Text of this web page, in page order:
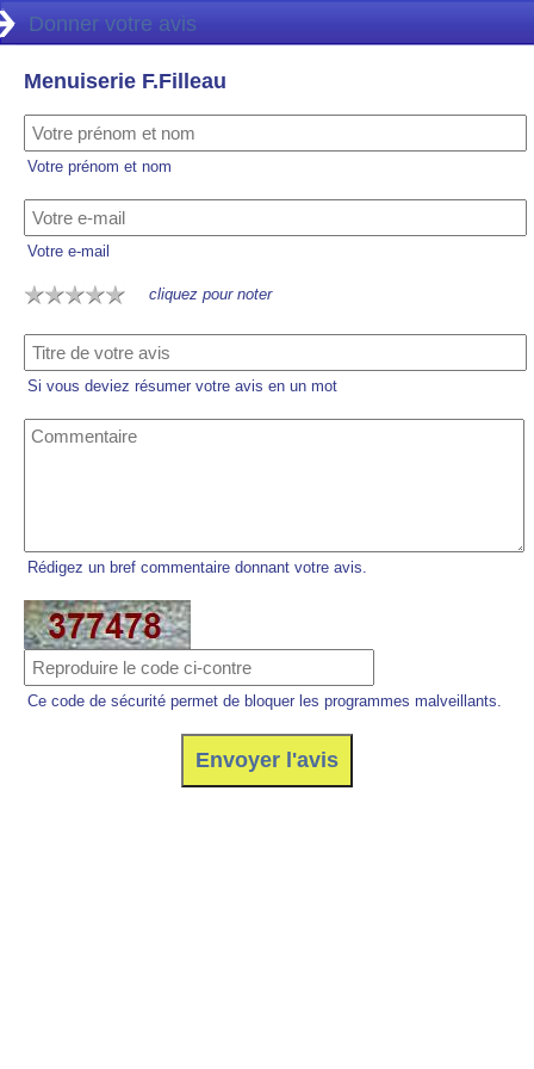
Donner votre avis
Menuiserie F.Filleau
Votre prénom et nom
Votre e-mail
cliquez pour noter
Si vous deviez résumer votre avis en un mot
Rédigez un bref commentaire donnant votre avis.
Ce code de sécurité permet de bloquer les programmes malveillants.